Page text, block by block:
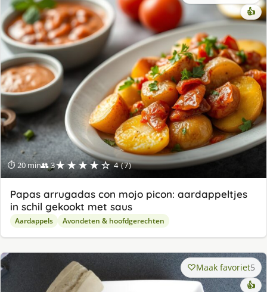
⏱ 20 min👥 3★★★★☆ 4 (7)
👍
Papas arrugadas con mojo picon: aardappeltjes
in schil gekookt met saus
Aardappels Avondeten & hoofdgerechten
Maak favoriet5
👍